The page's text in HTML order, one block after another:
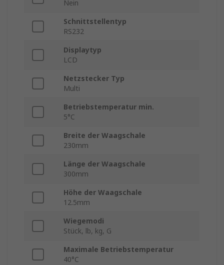
Nein
Schnittstellentyp
RS232
Displaytyp
LCD
Netzstecker Typ
Multi
Betriebstemperatur min.
5°C
Breite der Waagschale
230mm
Länge der Waagschale
300mm
Höhe der Waagschale
12.5mm
Wiegemodi
Stück, lb, kg, G
Maximale Betriebstemperatur
40°C